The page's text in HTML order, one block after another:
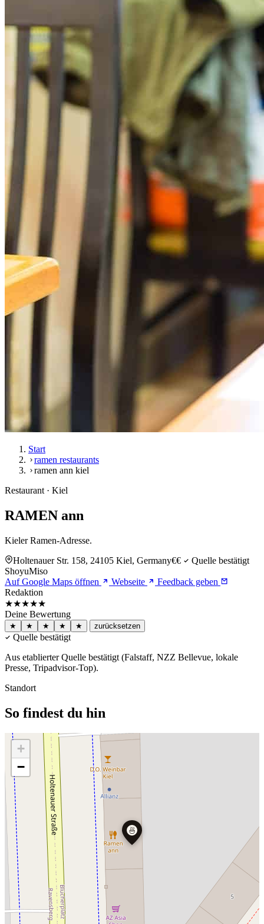
Start
ramen restaurants
ramen ann kiel
Restaurant · Kiel
RAMEN ann
Kieler Ramen-Adresse.
Holtenauer Str. 158, 24105 Kiel, Germany€€
Quelle bestätigt
ShoyuMiso
Auf Google Maps öffnen
Webseite
Feedback geben
Redaktion
★★★★★
Deine Bewertung
★ ★ ★ ★ ★ zurücksetzen
Quelle bestätigt
Aus etablierter Quelle bestätigt (Falstaff, NZZ Bellevue, lokale
Presse, Tripadvisor-Top).
Standort
So findest du hin
🍜
+
−